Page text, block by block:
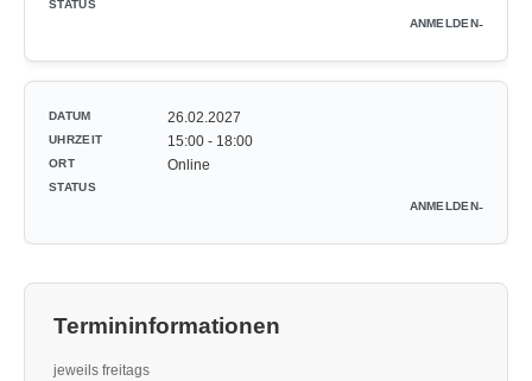
-
26.02.2027
15:00 - 18:00
Online
-
Termininformationen
jeweils freitags